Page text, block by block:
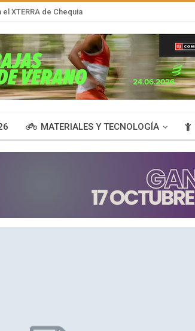
XTERRA de Chequia
MATERIALES Y TECNOLOGÍA